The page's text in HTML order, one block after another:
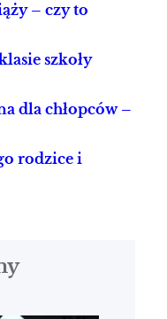
– czy to
szkoły
dla chłopców –
rodzice i